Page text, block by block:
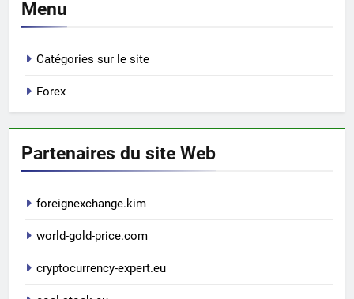
Menu
Catégories sur le site
Forex
Partenaires du site Web
foreignexchange.kim
world-gold-price.com
cryptocurrency-expert.eu